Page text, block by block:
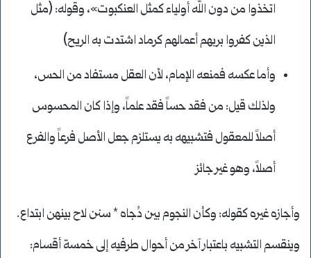
اتخذوا من دون الله أولياء كمثل العنكبوت»، وقوله: (مثل
الذين كفروا بربهم أعمالهم كرماد اشتدت به الريح)
وأما عكسه فمنعه الإمام، لأن العقل مستفاد من الحس،
ولذلك قيل: من فقد حساً فقد علماً، وإذا كان المحسوس
أصلاً للمعقول فتشبيهه به يستلزم جعل الأصل فرعاً والفرع
أصلاً، وهو غير جائز
وأجازه غيره كقوله: وكأن النجوم بين دُجاه * سنن لاح بينهن ابتداع.
وينقسم التشبيه باعتبار آخر من أحوال طرفيه إلى خمسة أقسام: